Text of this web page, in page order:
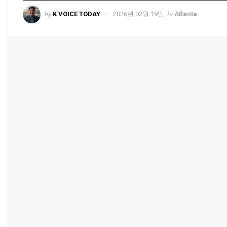
by K VOICE TODAY 2026년 02월 19일 in Atlanta